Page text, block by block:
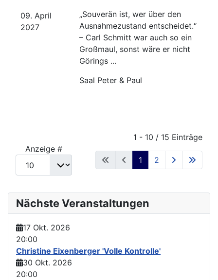
09. April
2027
„Souverän ist, wer über den
Ausnahmezustand entscheidet.“
– Carl Schmitt war auch so ein
Großmaul, sonst wäre er nicht
Görings ...
Saal Peter & Paul
1 - 10 / 15 Einträge
Anzeige #
1
2
Nächste Veranstaltungen
17 Okt. 2026
20:00
Christine Eixenberger 'Volle Kontrolle'
30 Okt. 2026
20:00